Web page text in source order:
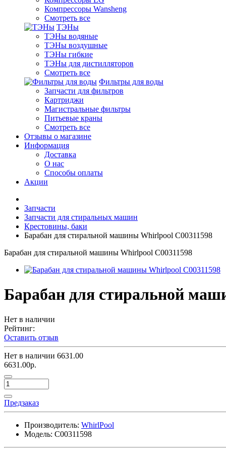
Компрессоры Wansheng
Смотреть все
ТЭНы
ТЭНы водяные
ТЭНы воздушные
ТЭНы гибкие
ТЭНы для дистилляторов
Смотреть все
Фильтры для воды
Запчасти для фильтров
Картриджи
Магистральные фильтры
Питьевые краны
Смотреть все
Отзывы о магазине
Информация
Доставка
О нас
Способы оплаты
Акции
Запчасти
Запчасти для стиральных машин
Крестовины, баки
Барабан для стиральной машины Whirlpool C00311598
Барабан для стиральной машины Whirlpool C00311598
Барабан для стиральной
Нет в наличии
Рейтинг:
Оставить отзыв
Нет в наличии 6631.00
6631.00р.
Предзаказ
Производитель: WhirlPool
Модель: C00311598